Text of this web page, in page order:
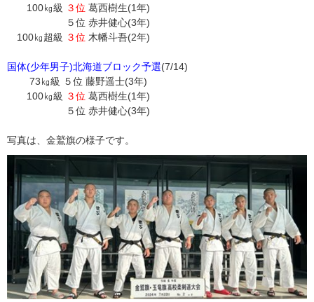
100㎏級 ３位 葛西樹生(1年)
５位 赤井健心(3年)
100㎏超級 ３位 木幡斗吾(2年)
国体(少年男子)北海道ブロック予選(7/14)
73㎏級 ５位 藤野遥士(3年)
100㎏級 ３位 葛西樹生(1年)
５位 赤井健心(3年)
写真は、金鷲旗の様子です。